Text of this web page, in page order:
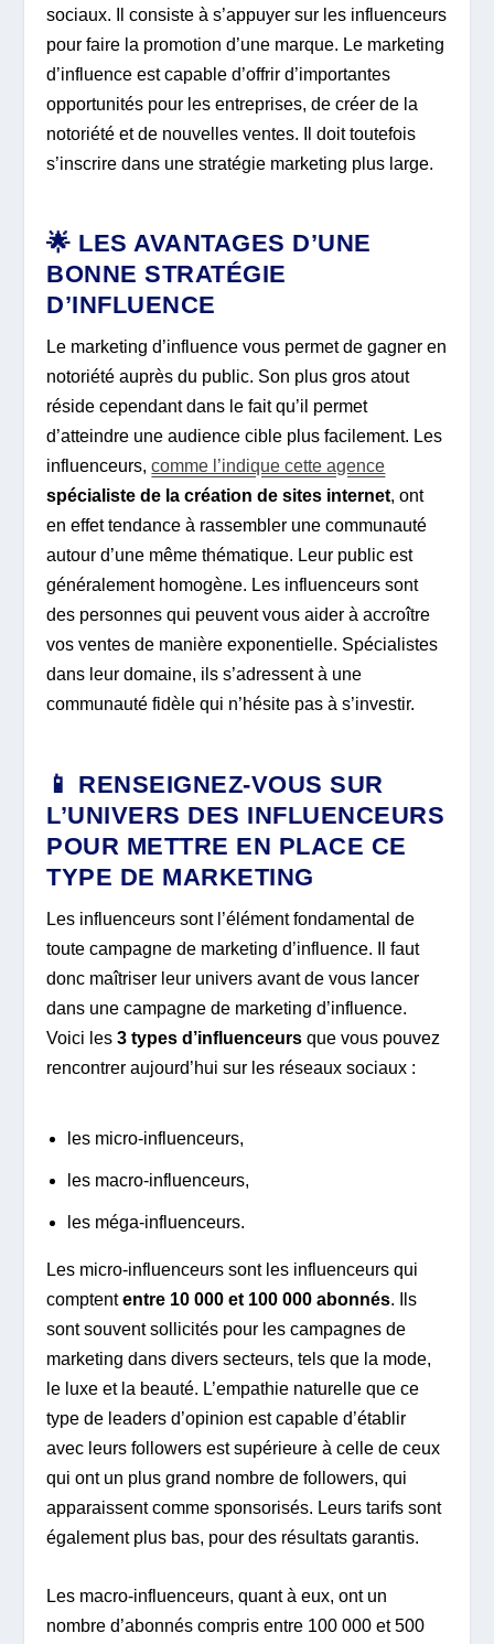
sociaux. Il consiste à s’appuyer sur les influenceurs
pour faire la promotion d’une marque. Le marketing
d’influence est capable d’offrir d’importantes
opportunités pour les entreprises, de créer de la
notoriété et de nouvelles ventes. Il doit toutefois
s’inscrire dans une stratégie marketing plus large.
🌟 LES AVANTAGES D’UNE
BONNE STRATÉGIE
D’INFLUENCE
Le marketing d’influence vous permet de gagner en
notoriété auprès du public. Son plus gros atout
réside cependant dans le fait qu’il permet
d’atteindre une audience cible plus facilement. Les
influenceurs,comme l’indique cette agence
spécialiste de la création de sites internet, ont
en effet tendance à rassembler une communauté
autour d’une même thématique. Leur public est
généralement homogène. Les influenceurs sont
des personnes qui peuvent vous aider à accroître
vos ventes de manière exponentielle. Spécialistes
dans leur domaine, ils s’adressent à une
communauté fidèle qui n’hésite pas à s’investir.
📱 RENSEIGNEZ-VOUS SUR
L’UNIVERS DES INFLUENCEURS
POUR METTRE EN PLACE CE
TYPE DE MARKETING
Les influenceurs sont l’élément fondamental de
toute campagne de marketing d’influence. Il faut
donc maîtriser leur univers avant de vous lancer
dans une campagne de marketing d’influence.
Voici les3 types d’influenceurs que vous pouvez
rencontrer aujourd’hui sur les réseaux sociaux :
les micro-influenceurs,
les macro-influenceurs,
les méga-influenceurs.
Les micro-influenceurs sont les influenceurs qui
comptententre 10 000 et 100 000 abonnés. Ils
sont souvent sollicités pour les campagnes de
marketing dans divers secteurs, tels que la mode,
le luxe et la beauté. L’empathie naturelle que ce
type de leaders d’opinion est capable d’établir
avec leurs followers est supérieure à celle de ceux
qui ont un plus grand nombre de followers, qui
apparaissent comme sponsorisés. Leurs tarifs sont
également plus bas, pour des résultats garantis.
Les macro-influenceurs, quant à eux, ont un
nombre d’abonnés compris entre 100 000 et 500